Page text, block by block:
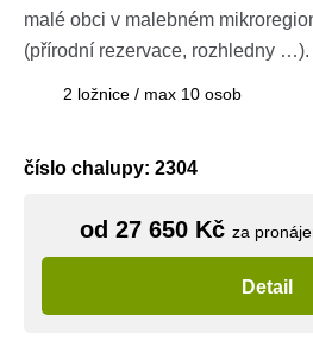
malé obci v malebném
(přírodní rezervace, rozhledny …).
2 ložnice / max 10 osob
číslo chalupy: 2304
od 27 650 Kč za
Detail